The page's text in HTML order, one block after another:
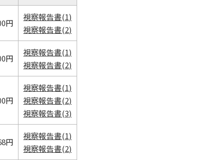
円
視察報告書(1)
視察報告書(2)
円
視察報告書(1)
視察報告書(2)
円
視察報告書(1)
視察報告書(2)
視察報告書(3)
円
視察報告書(1)
視察報告書(2)